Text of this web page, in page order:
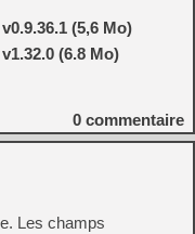
(5,6 Mo)
(6.8 Mo)
0 commentaire
Les champs